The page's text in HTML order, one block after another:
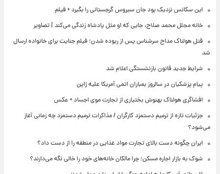
این سکانس نزدیک بود جان سیروس گرجستانی را بگیرد + فیلم
خانه مجلل محمد صلاح، جایی که او مثل پادشاه زندگی می‌کند | تصاویر
قتل هولناک مداح سرشناس پس از ربوده شدن؛ فیلم جنایت برای خانواده ارسال
شد
شرایط جدید قانون بازنشستگی اعلام شد
پیام پزشکیان در سالروز بمباران اتمی آمریکا علیه ژاپن
افشاگری هولناک بهنوش بختیاری از تجارت موی اجساد + عکس
جزئیات تازه از ترمیم دستمزد کارگران / مذاکرات ترمیم دستمزد چه زمانی آغاز
می‌شود؟
ایران چگونه دست بالای تجارت مواد غذایی در منطقه را از دست داد؟
شوک به بازار اجاره مسکن؛ چرا مالکان خانه‌های خود را خالی نگه می‌دارند؟